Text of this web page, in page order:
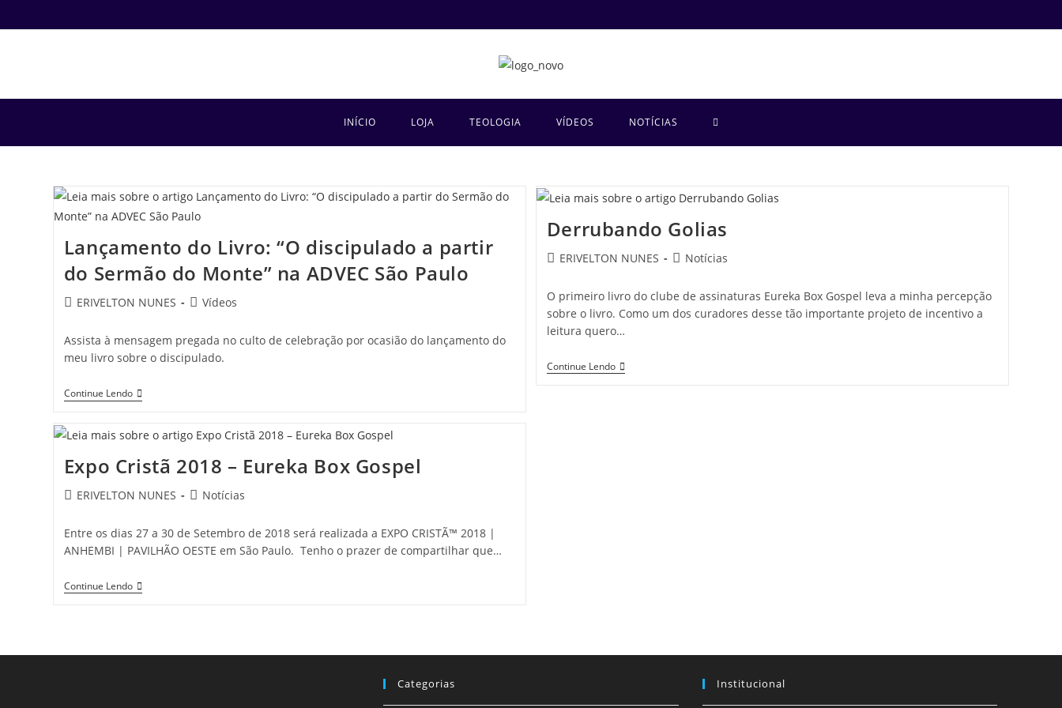
INÍCIO LOJA TEOLOGIA VÍDEOS NOTÍCIAS
Lançamento do Livro: “O discipulado a partir
do Sermão do Monte” na ADVEC São Paulo
ERIVELTON NUNES Vídeos
Assista à mensagem pregada no culto de celebração por ocasião do lançamento do
meu livro sobre o discipulado.
Continue Lendo
Derrubando Golias
ERIVELTON NUNES Notícias
O primeiro livro do clube de assinaturas Eureka Box Gospel leva a minha percepção
sobre o livro. Como um dos curadores desse tão importante projeto de incentivo a
leitura quero…
Continue Lendo
Expo Cristã 2018 – Eureka Box Gospel
ERIVELTON NUNES Notícias
Entre os dias 27 a 30 de Setembro de 2018 será realizada a EXPO CRISTÃ™ 2018 |
ANHEMBI | PAVILHÃO OESTE em São Paulo. Tenho o prazer de compartilhar que…
Continue Lendo
Categorias Institucional